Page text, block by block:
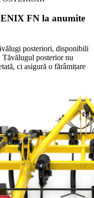
FN la anumite
posteriori, disponibili
posterior nu
ci asigură o fărâmițare